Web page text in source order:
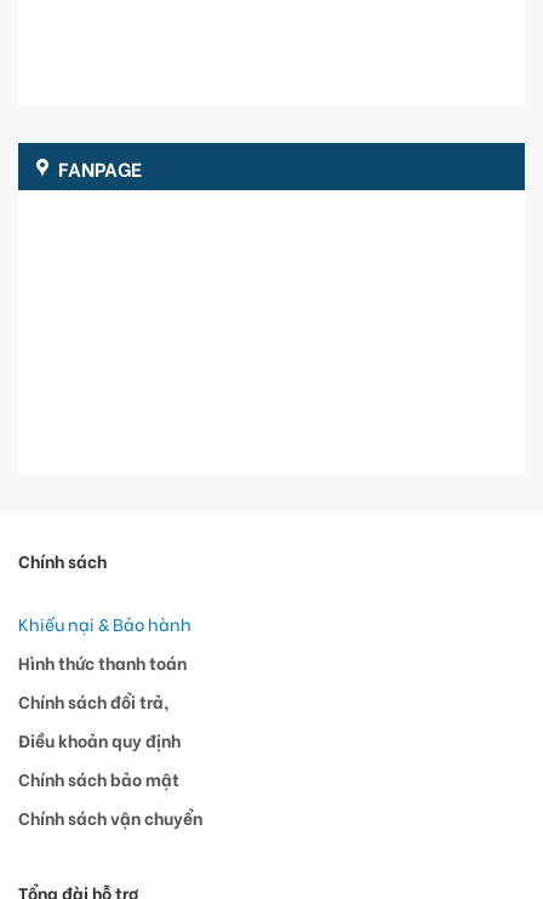
FANPAGE
Chính sách
Khiếu nại & Bảo hành
Hình thức thanh toán
Chính sách đổi trả,
Điều khoản quy định
Chính sách bảo mật
Chính sách vận chuyển
Tổng đài hỗ trợ